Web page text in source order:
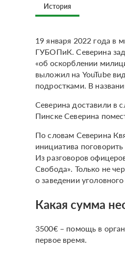
История
19 января 2022 года в
ГУБОПиК. Северина
«об оскорблении
выложил на YouTube
подростками. В
Северина доставили в
Пинске Северина
По словам Северина
инициатива
Из разговоров
Свобода». Только не
о заведении
Какая сумма
3500€ – помощь в
первое время.